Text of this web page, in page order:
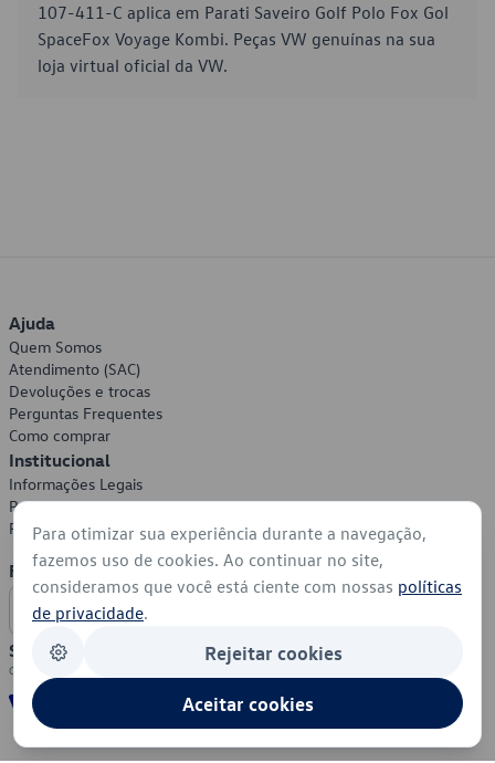
107-411-C aplica em Parati Saveiro Golf Polo Fox Gol
SpaceFox Voyage Kombi. Peças VW genuínas na sua
loja virtual oficial da VW.
Ajuda
Quem Somos
Atendimento (SAC)
Devoluções e trocas
Perguntas Frequentes
Como comprar
Institucional
Informações Legais
Política de Privacidade
Política de Cookies
Formas de Pagamento
Segurança
Para otimizar sua experiência durante a navegação,
fazemos uso de cookies. Ao continuar no site,
consideramos que você está ciente com nossas políticas
de privacidade.
Rejeitar cookies
Aceitar cookies